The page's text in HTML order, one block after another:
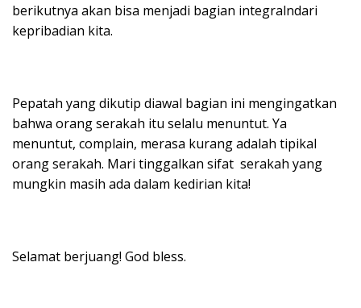
berikutnya akan bisa menjadi bagian integralndari
kepribadian kita.
Pepatah yang dikutip diawal bagian ini mengingatkan
bahwa orang serakah itu selalu menuntut. Ya
menuntut, complain, merasa kurang adalah tipikal
orang serakah. Mari tinggalkan sifat serakah yang
mungkin masih ada dalam kedirian kita!
Selamat berjuang! God bless.